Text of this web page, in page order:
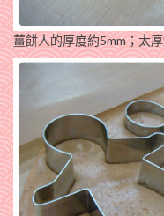
薑餅人的厚度約5mm；太